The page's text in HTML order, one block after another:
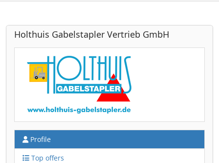
Holthuis Gabelstapler Vertrieb GmbH
Profile
Top offers